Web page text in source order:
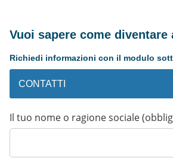
Vuoi sapere come diventare
Richiedi informazioni con il modulo
CONTATTI
Il tuo nome o ragione sociale